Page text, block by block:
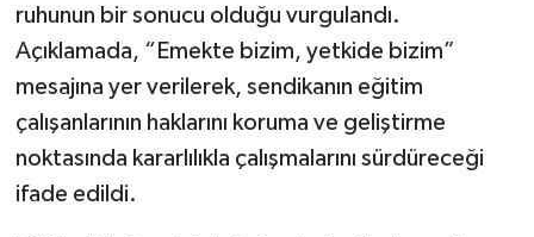
ruhunun bir sonucu olduğu vurgulandı.
Açıklamada, “Emekte bizim, yetkide bizim”
mesajına yer verilerek, sendikanın eğitim
çalışanlarının haklarını koruma ve geliştirme
noktasında kararlılıkla çalışmalarını sürdüreceği
ifade edildi.